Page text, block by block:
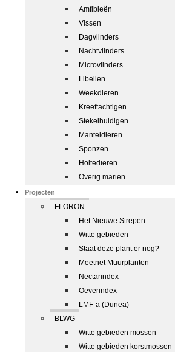
Amfibieën
Vissen
Dagvlinders
Nachtvlinders
Microvlinders
Libellen
Weekdieren
Kreeftachtigen
Stekelhuidigen
Manteldieren
Sponzen
Holtedieren
Overig marien
Projecten
FLORON
Het Nieuwe Strepen
Witte gebieden
Staat deze plant er nog?
Meetnet Muurplanten
Nectarindex
Oeverindex
LMF-a (Dunea)
BLWG
Witte gebieden mossen
Witte gebieden korstmossen